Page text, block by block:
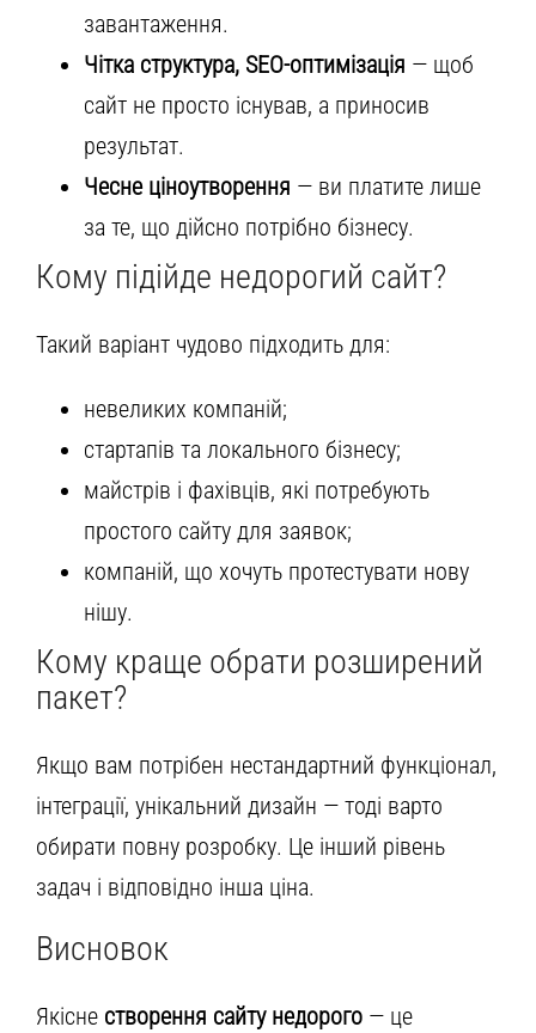
завантаження.
Чітка структура, SEO-оптимізація — щоб
сайт не просто існував, а приносив
результат.
Чесне ціноутворення — ви платите лише
за те, що дійсно потрібно бізнесу.
Кому підійде недорогий сайт?
Такий варіант чудово підходить для:
невеликих компаній;
стартапів та локального бізнесу;
майстрів і фахівців, які потребують
простого сайту для заявок;
компаній, що хочуть протестувати нову
нішу.
Кому краще обрати розширений
пакет?
Якщо вам потрібен нестандартний функціонал,
інтеграції, унікальний дизайн — тоді варто
обирати повну розробку. Це інший рівень
задач і відповідно інша ціна.
Висновок
Якісне створення сайту недорого — це